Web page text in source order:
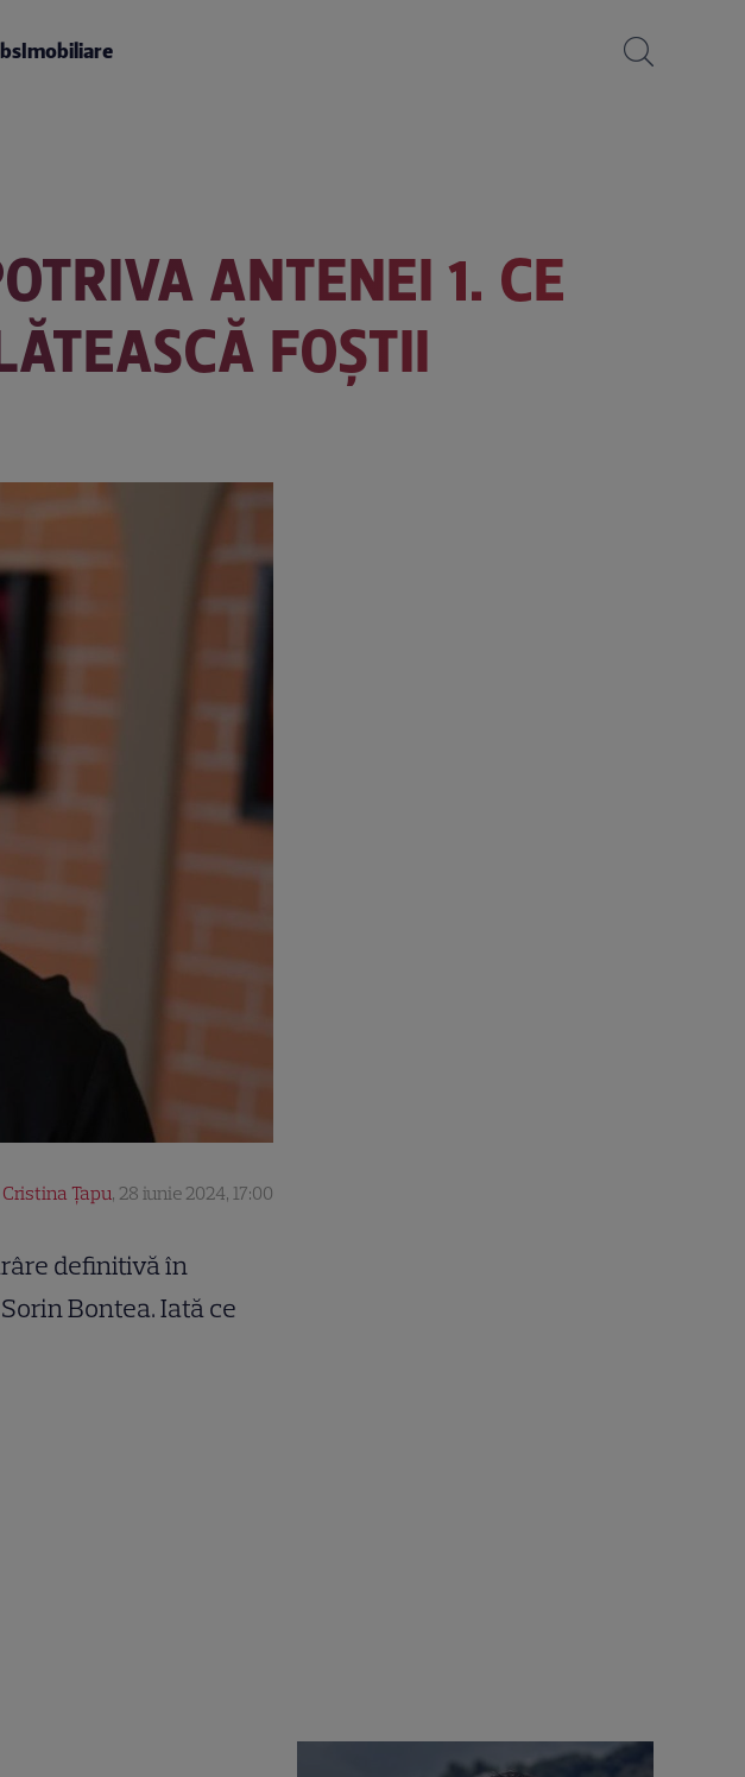
Imobiliare
ANTENEI 1. CE
FOȘTII
Cristina Țapu, 28 iunie 2024, 17:00
definitivă în
Bontea. Iată ce